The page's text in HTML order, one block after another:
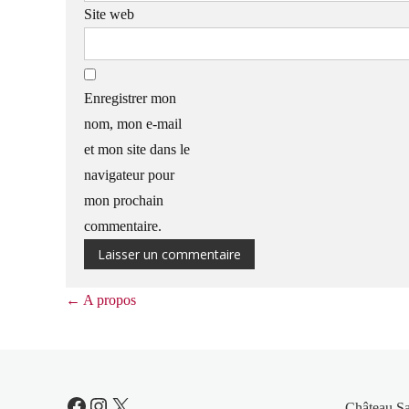
Site web
Enregistrer mon
nom, mon e-mail
et mon site dans le
navigateur pour
mon prochain
commentaire.
← A propos